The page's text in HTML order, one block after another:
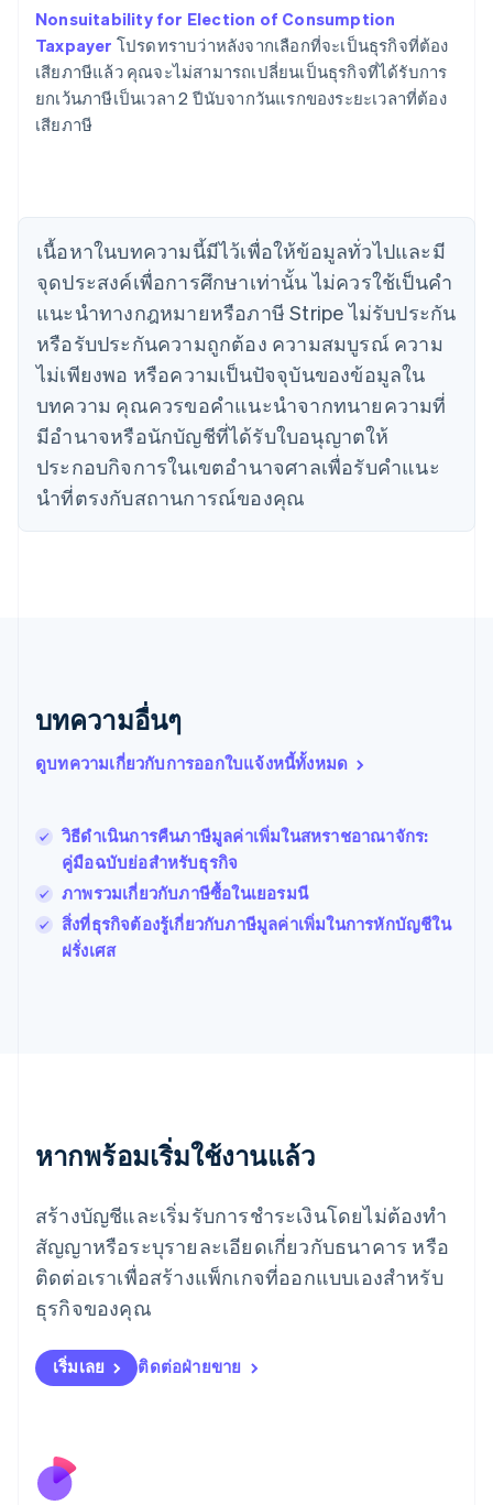
Nonsuitability for Election of Consumption
Taxpayer โปรดทราบว่าหลังจากเลือกที่จะเป็นธุรกิจที่ต้อง
เสียภาษีแล้ว คุณจะไม่สามารถเปลี่ยนเป็นธุรกิจที่ได้รับการ
ยกเว้นภาษีเป็นเวลา 2 ปีนับจากวันแรกของระยะเวลาที่ต้อง
เสียภาษี
เนื้อหาในบทความนี้มีไว้เพื่อให้ข้อมูลทั่วไปและมี
จุดประสงค์เพื่อการศึกษาเท่านั้น ไม่ควรใช้เป็นคํา
แนะนําทางกฎหมายหรือภาษี Stripe ไม่รับประกัน
หรือรับประกันความถูกต้อง ความสมบูรณ์ ความ
ไม่เพียงพอ หรือความเป็นปัจจุบันของข้อมูลใน
บทความ คุณควรขอคําแนะนําจากทนายความที่
มีอํานาจหรือนักบัญชีที่ได้รับใบอนุญาตให้
ประกอบกิจการในเขตอํานาจศาลเพื่อรับคําแนะ
นําที่ตรงกับสถานการณ์ของคุณ
บทความอื่นๆ
ดูบทความเกี่ยวกับการออกใบแจ้งหนี้ทั้งหมด
วิธีดําเนินการคืนภาษีมูลค่าเพิ่มในสหราชอาณาจักร:
คู่มือฉบับย่อสำหรับธุรกิจ
ภาพรวมเกี่ยวกับภาษีซื้อในเยอรมนี
สิ่งที่ธุรกิจต้องรู้เกี่ยวกับภาษีมูลค่าเพิ่มในการหักบัญชีใน
ฝรั่งเศส
หากพร้อมเริ่มใช้งานแล้ว
สร้างบัญชีและเริ่มรับการชำระเงินโดยไม่ต้องทำ
สัญญาหรือระบุรายละเอียดเกี่ยวกับธนาคาร หรือ
ติดต่อเราเพื่อสร้างแพ็กเกจที่ออกแบบเองสำหรับ
ธุรกิจของคุณ
เริ่มเลย ติดต่อฝ่ายขาย
กรีซ
แคนาดา
English
โครเอเชีย
EnglishItaliano
จีนแผ่นดินใหญ่
ไซปรัส
English
ญี่ปุ่น
日本語English
เดนมาร์ก
English
ไทย
ไทย English
นอร์เวย์
บัลแกเรีย
English
เบลเยียม
Português English
โปแลนด์
English
ฝรั่งเศส
Français
ฟินแลนด์
EnglishSvenska
เยอรมนี
โรมาเนีย
English
ลักเซมเบิร์ก
FrançaisDeutschEnglish
ลัตเวีย
English
Deutsch English
ลิทัวเนีย
สโลวาเกีย
English